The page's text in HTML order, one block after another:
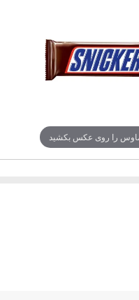
را روی عکس بکشید